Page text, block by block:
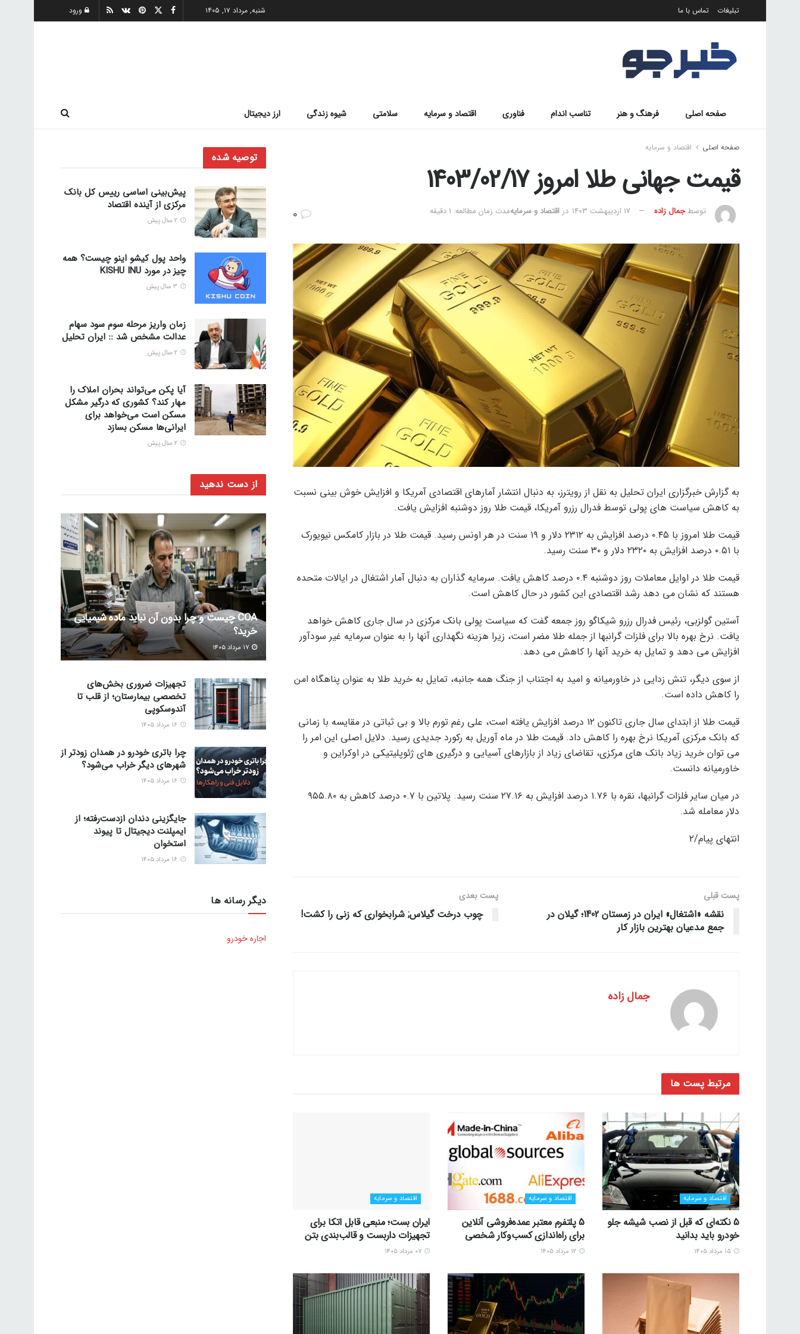
تبلیغات تماس با ما شنبه, مرداد ۱۷, ۱۴۰۵ ورود
صفحه اصلی فرهنگ و هنر تناسب اندام فناوری اقتصاد و سرمایه سلامتی شیوه زندگی ارز دیجیتال
صفحه اصلی اقتصاد و سرمایه
قیمت جهانی طلا امروز 1403/02/17
توسطجمال زاده ۱۷ اردیبهشت ۱۴۰۳ در اقتصاد و سرمایهمدت زمان مطالعه: 1 دقیقه
به گزارش خبرگزاری ایران تحلیل به نقل از رویترز، به دنبال انتشار آمارهای اقتصادی آمریکا و افزایش خوش بینی نسبت
به کاهش سیاست های پولی توسط فدرال رزرو آمریکا، قیمت طلا روز دوشنبه افزایش یافت.
قیمت طلا امروز با ۰.۴۵ درصد افزایش به ۲۳۱۲ دلار و ۱۹ سنت در هر اونس رسید. قیمت طلا در بازار کامکس نیویورک
با ۰.۵۱ درصد افزایش به ۲۳۲۰ دلار و ۳۰ سنت رسید.
قیمت طلا در اوایل معاملات روز دوشنبه ۰.۴ درصد کاهش یافت. سرمایه گذاران به دنبال آمار اشتغال در ایالات متحده
هستند که نشان می دهد رشد اقتصادی این کشور در حال کاهش است.
آستین گولزبی، رئیس فدرال رزرو شیکاگو روز جمعه گفت که سیاست پولی بانک مرکزی در سال جاری کاهش خواهد
یافت. نرخ بهره بالا برای فلزات گرانبها از جمله طلا مضر است، زیرا هزینه نگهداری آنها را به عنوان سرمایه غیر سودآور
افزایش می دهد و تمایل به خرید آنها را کاهش می دهد.
از سوی دیگر، تنش زدایی در خاورمیانه و امید به اجتناب از جنگ همه جانبه، تمایل به خرید طلا به عنوان پناهگاه امن
را کاهش داده است.
قیمت طلا از ابتدای سال جاری تاکنون ۱۲ درصد افزایش یافته است، علی رغم تورم بالا و بی ثباتی در مقایسه با زمانی
که بانک مرکزی آمریکا نرخ بهره را کاهش داد. قیمت طلا در ماه آوریل به رکورد جدیدی رسید. دلایل اصلی این امر را
می توان خرید زیاد بانک های مرکزی، تقاضای زیاد از بازارهای آسیایی و درگیری های ژئوپلیتیکی در اوکراین و
خاورمیانه دانست.
در میان سایر فلزات گرانبها، نقره با ۱.۷۶ درصد افزایش به ۲۷.۱۶ سنت رسید. پلاتین با ۰.۷ درصد کاهش به ۹۵۵.۸۰
دلار معامله شد.
انتهای پیام/۲
پست قبلی
نقشه «اشتغال» ایران در زمستان 1402؛ گیلان در
جمع مدعیان بهترین بازار کار
پست‌ بعدی
چوب درخت گیلاس; شرابخواری که زنی را کشت!
جمال زاده
مرتبط پست ها
اقتصاد و سرمایه
5 نکته‌ای که قبل از نصب شیشه جلو
خودرو باید بدانید
اقتصاد و سرمایه
5 پلتفرم معتبر عمده‌فروشی آنلاین
برای راه‌اندازی کسب‌وکار شخصی
اقتصاد و سرمایه
ایران بست؛ منبعی قابل اتکا برای
تجهیزات داربست و قالب‌بندی بتن
توصیه شده
پیش‌بینی اساسی رییس کل بانک
مرکزی از آینده اقتصاد
واحد پول کیشو اینو چیست؟ همه
چیز در مورد KISHU INU
زمان واریز مرحله سوم سود سهام
عدالت مشخص شد :: ایران تحلیل
آیا پکن می‌تواند بحران املاک را
مهار کند؟ کشوری که درگیر مشکل
مسکن است می‌خواهد برای
ایرانی‌ها مسکن بسازد
از دست ندهید
COA چیست و چرا بدون آن نباید ماده شیمیایی
خرید؟
تجهیزات ضروری بخش‌های
تخصصی بیمارستان؛ از قلب تا
آندوسکوپی
چرا باتری خودرو در همدان زودتر از
شهرهای دیگر خراب می‌شود؟
جایگزینی دندان ازدست‌رفته؛ از
ایمپلنت دیجیتال تا پیوند
استخوان
دیگر رسانه ها
اجاره خودرو